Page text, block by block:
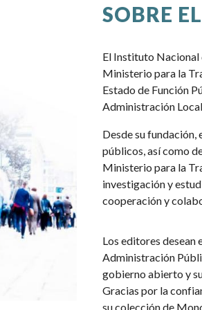
SOBRE
El Instituto Nacional
Ministerio para la
Estado de Función
Administración
Desde su
públicos, así como
Ministerio para la
investigación y
cooperación y
Los editores
Administración
gobierno abierto y
Gracias por la
su colección de